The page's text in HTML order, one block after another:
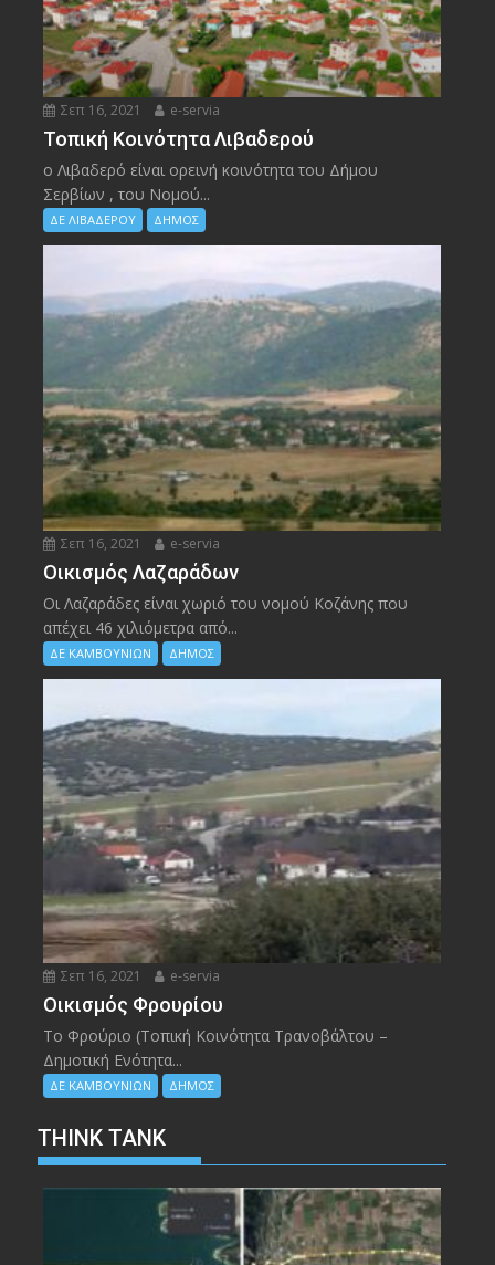
Σεπ 16, 2021 e-servia
Τοπική Κοινότητα Λιβαδερού
ο Λιβαδερό είναι ορεινή κοινότητα του Δήμου
Σερβίων , του Νομού...
ΔΕ ΛΙΒΑΔΕΡΟΥ ΔΗΜΟΣ
Σεπ 16, 2021 e-servia
Οικισμός Λαζαράδων
Οι Λαζαράδες είναι χωριό του νομού Κοζάνης που
απέχει 46 χιλιόμετρα από...
ΔΕ ΚΑΜΒΟΥΝΙΩΝ ΔΗΜΟΣ
Σεπ 16, 2021 e-servia
Οικισμός Φρουρίου
Το Φρούριο (Τοπική Κοινότητα Τρανοβάλτου –
Δημοτική Ενότητα...
ΔΕ ΚΑΜΒΟΥΝΙΩΝ ΔΗΜΟΣ
THINK TANK